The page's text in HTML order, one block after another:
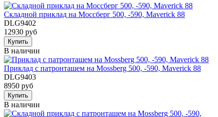
Складной приклад на Моссберг 500, -590, Maverick 88
DLG9402
12930 руб
Купить
В наличии
Приклад с патронташем на Mossberg 500, -590, Maverick 88
DLG9403
8950 руб
Купить
В наличии